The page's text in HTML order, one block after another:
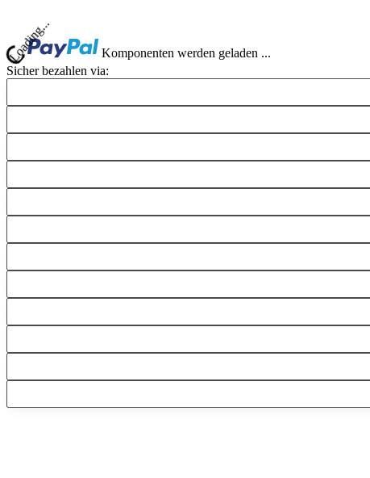
Komponenten werden geladen ...
Sicher bezahlen via: